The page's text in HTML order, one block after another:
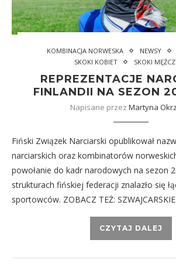
KOMBINACJA NORWESKA NEWSY
SKOKI KOBIET
SKOKI
REPREZENTACJE
FINLANDII NA SEZON
Napisane przez Martyna
Fiński Związek Narciarski opublikował
narciarskich oraz kombinatorów
powołanie do kadr narodowych na sezon
strukturach fińskiej federacji znalazło się
sportowców. ZOBACZ TEŻ:
CZYTAJ DALEJ